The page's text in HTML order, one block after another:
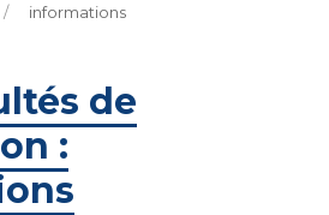
Étiquettes
informations
de
: